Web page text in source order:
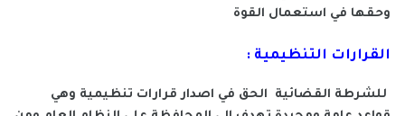
وحقها في استعمال القوة
القرارات التنظيمية :
للشرطة القضائية الحق في اصدار قرارات تنظيمية وهي